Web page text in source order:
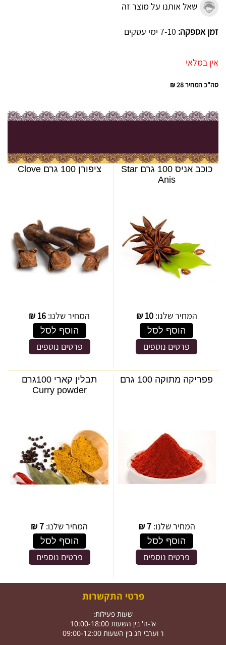
שאל אותנו על מוצר זה
זמן אספקה: 7-10 ימי עסקים
אין במלאי
סה"כ המחיר28 ₪
כוכב אניס 100 גרם Star
Anis
המחיר שלנו:10
₪
הוסף לסל
פרטים נוספים
ציפורן 100 גרם Clove
המחיר שלנו: 16
₪
הוסף לסל
פרטים נוספים
פפריקה מתוקה 100 גרם
המחיר שלנו:7
₪
הוסף לסל
פרטים נוספים
תבלין קארי 100גרם
Curry powder
המחיר שלנו: 7
₪
הוסף לסל
פרטים נוספים
פרטי התקשרות
שעות פעילות:
א'-ה' בין השעות 10:00-18:00
ו' וערבי חג בין השעות 09:00-12:00